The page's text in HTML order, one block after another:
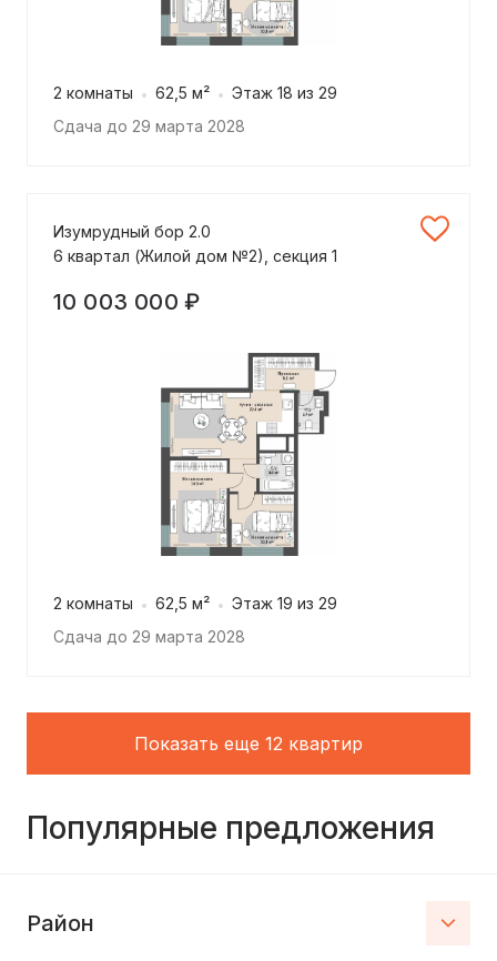
2 комнаты 62,5 м²
Этаж 18 из 29
Сдача до 29 марта 2028
Изумрудный бор 2.0
6 квартал (Жилой дом №2), секция 1
10 003 000 ₽
2 комнаты 62,5 м²
Этаж 19 из 29
Сдача до 29 марта 2028
Показать еще 12 квартир
Популярные предложения
Район